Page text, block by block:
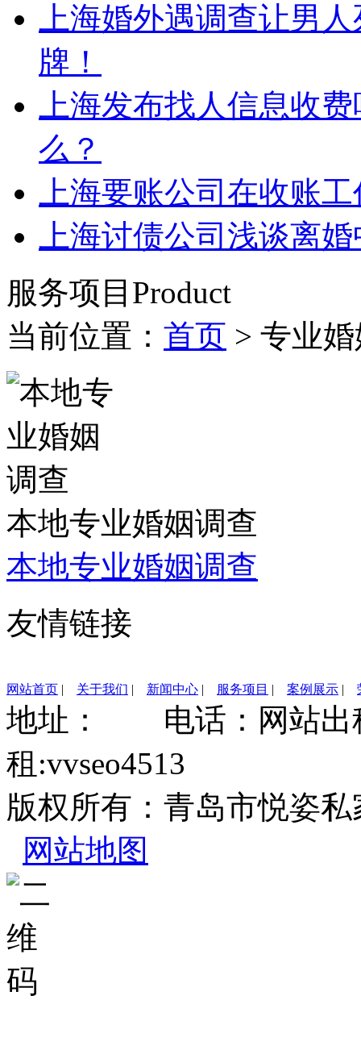
上海婚外遇调查让男
牌！
上海发布找人信息收
么？
上海要账公司在收账
上海讨债公司浅谈离
服务项目 Product
当前位置： 首页 > 专业
本地专业婚姻调查
本地专业婚姻调查
友情链接
网站首页 | 关于我们 | 新闻中心 | 服务项目 | 案例展示 |
地址： 电话：网站出
租:vvseo4513
版权所有：青岛市悦姿
网站地图